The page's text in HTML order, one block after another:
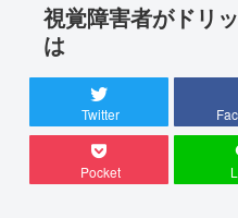
視覚障害者がドリ
は
Twitter
Pocket